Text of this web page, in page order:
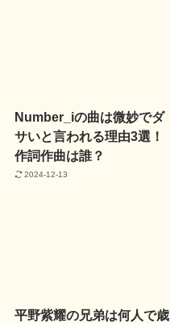
Number_iの曲は微妙でダ
サいと言われる理由3選！
作詞作曲は誰？
2024-12-13
平野紫耀の兄弟は何人で歳